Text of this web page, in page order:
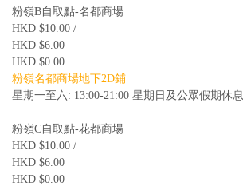
粉嶺B自取點-名都商場
HKD $10.00 /
HKD $6.00
HKD $0.00
粉嶺名都商場地下2D鋪
星期一至六: 13:00-21:00 星期日及公眾假期休息
粉嶺C自取點-花都商場
HKD $10.00 /
HKD $6.00
HKD $0.00